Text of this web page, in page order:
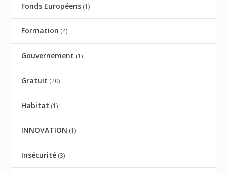
Fonds Européens (1)
Formation (4)
Gouvernement (1)
Gratuit (20)
Habitat (1)
INNOVATION (1)
Insécurité (3)